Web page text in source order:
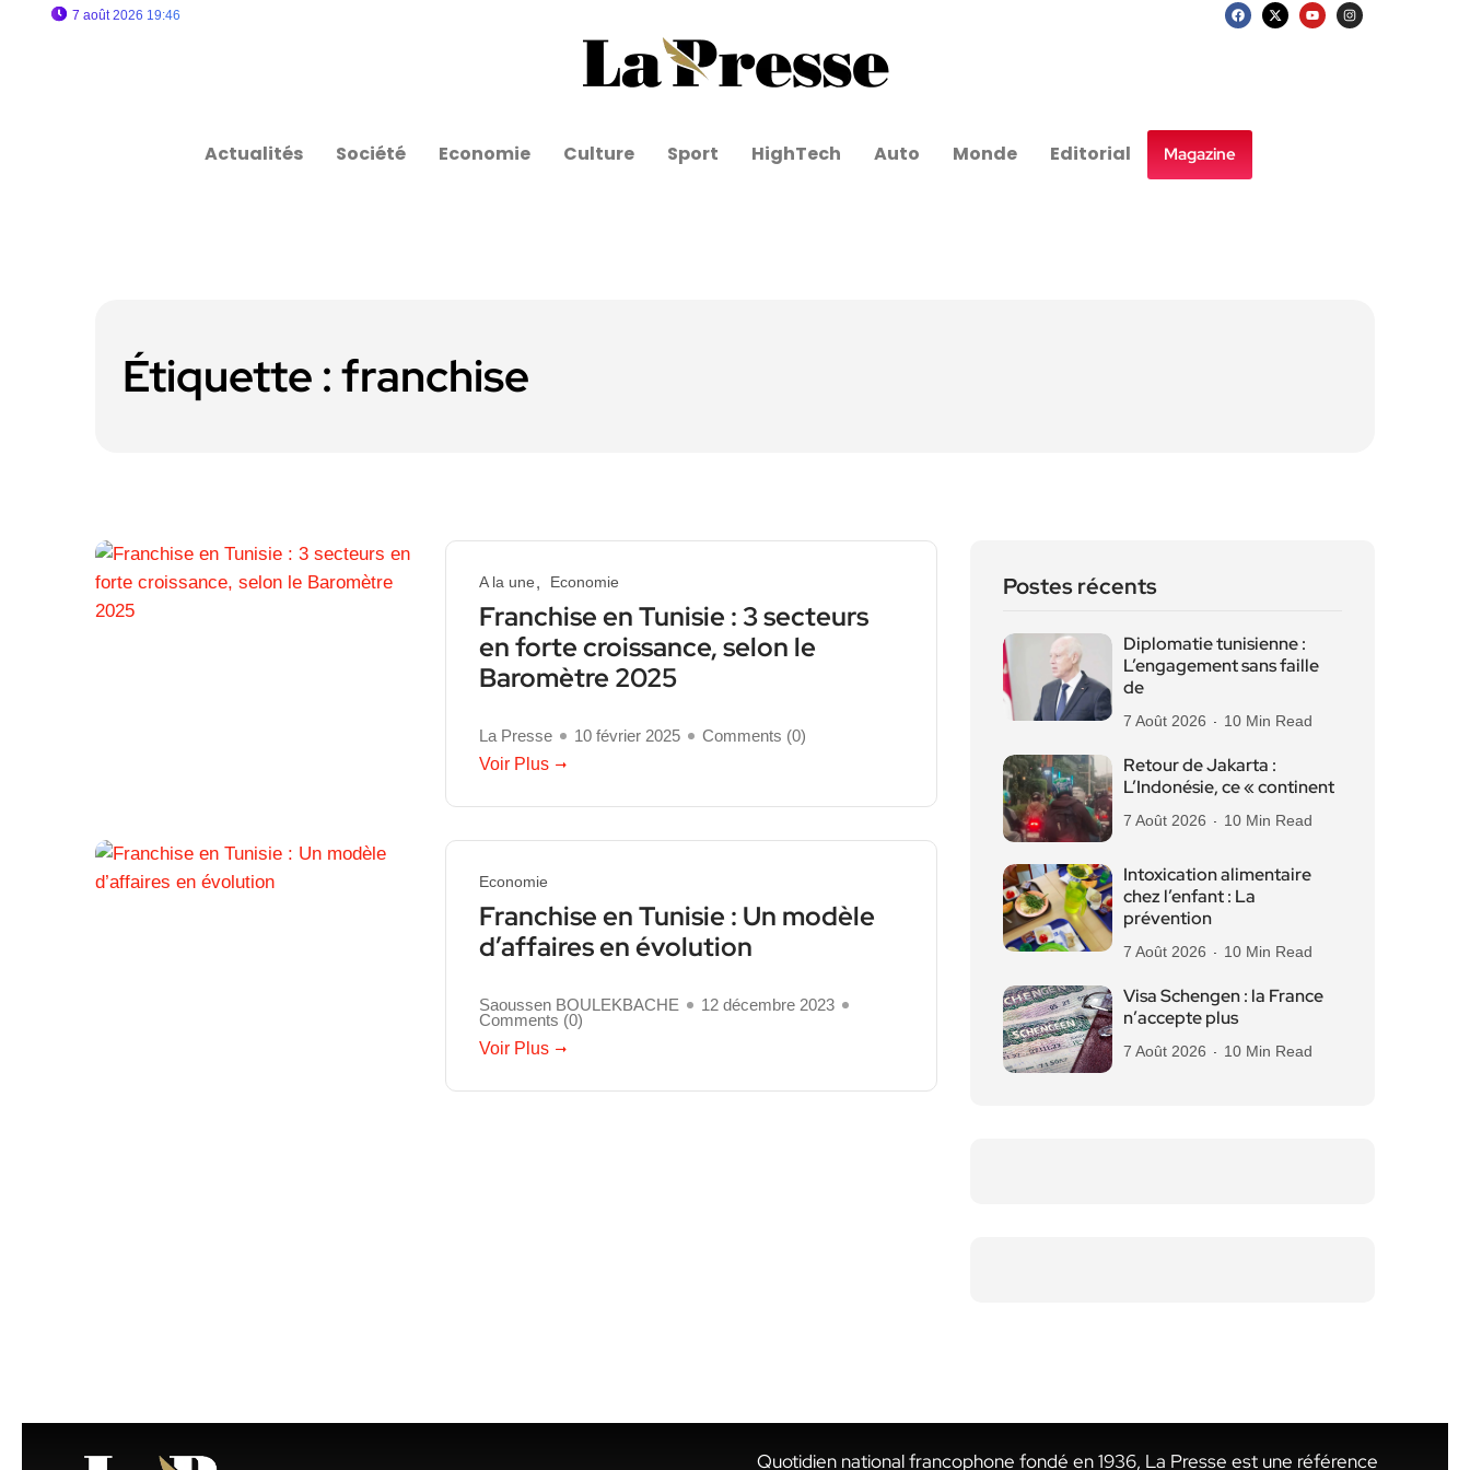
7 août 2026 19:46
Actualités Société Economie Culture Sport HighTech Auto Monde Editorial Magazine
Étiquette :franchise
A la une Economie
Franchise en Tunisie : 3 secteurs
en forte croissance, selon le
Baromètre 2025
La Presse 10 février 2025 Comments (0)
Voir Plus
Economie
Franchise en Tunisie : Un modèle
d’affaires en évolution
Saoussen BOULEKBACHE
12 décembre 2023
Comments (0)
Voir Plus
Postes récents
Diplomatie tunisienne :
L’engagement sans faille
de
7 Août 2026 10 Min Read
Retour de Jakarta :
L’Indonésie, ce « continent
7 Août 2026 10 Min Read
Intoxication alimentaire
chez l’enfant : La
prévention
7 Août 2026 10 Min Read
Visa Schengen : la France
n’accepte plus
7 Août 2026 10 Min Read
Quotidien national francophone fondé en 1936, La Presse est une référence